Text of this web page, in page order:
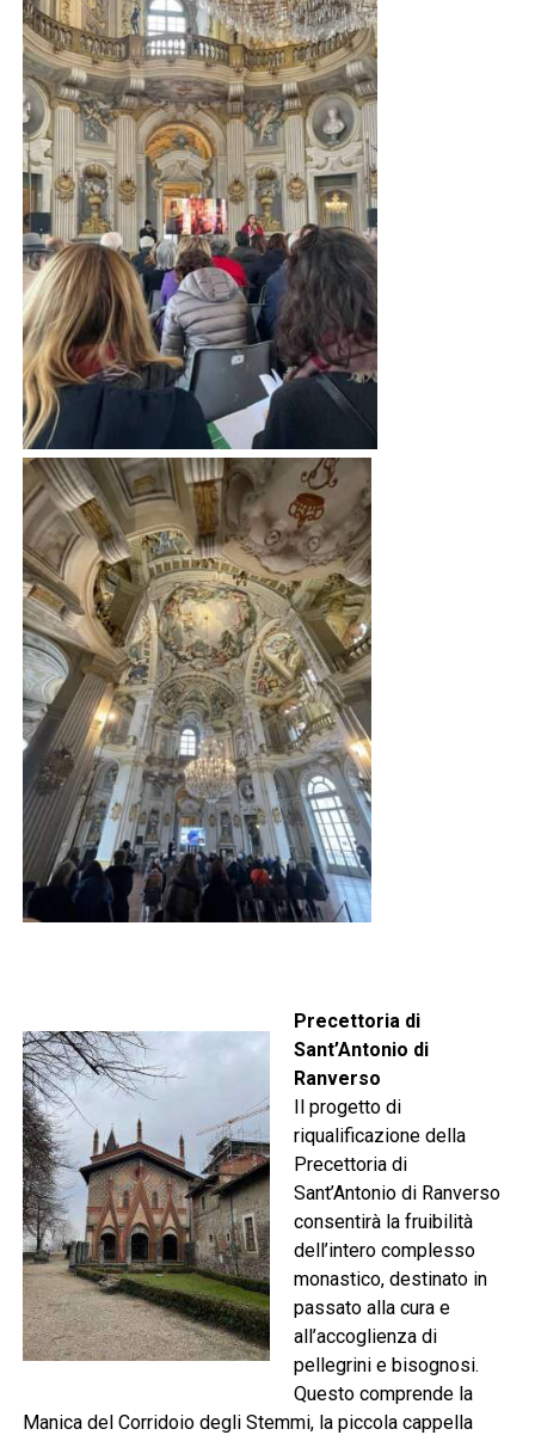
Precettoria di
Sant’Antonio di
Ranverso
Il progetto di
riqualificazione della
Precettoria di
Sant’Antonio di Ranverso
consentirà la fruibilità
dell’intero complesso
monastico, destinato in
passato alla cura e
all’accoglienza di
pellegrini e bisognosi.
Questo comprende la
Manica del Corridoio degli Stemmi, la piccola cappella